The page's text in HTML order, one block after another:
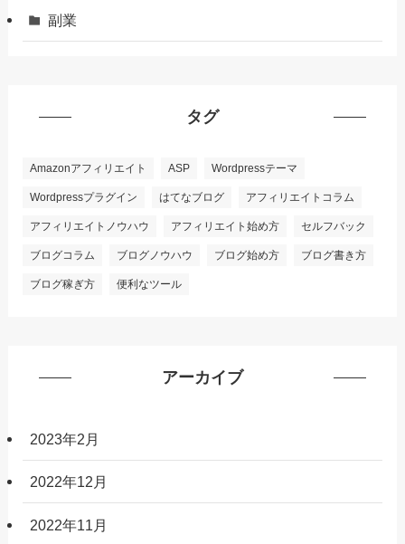
副業
タグ
Amazonアフィリエイト ASP Wordpressテーマ
Wordpressプラグイン はてなブログ アフィリエイトコラム
アフィリエイトノウハウ アフィリエイト始め方 セルフバック
ブログコラム ブログノウハウ ブログ始め方 ブログ書き方
ブログ稼ぎ方 便利なツール
アーカイブ
2023年2月
2022年12月
2022年11月